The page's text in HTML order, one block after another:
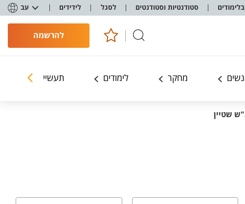
סטודנטיות וסטודנטים לסגל לידידים עב
להרשמה
מחקר לימודים תעשייה ושותפים
שטיין